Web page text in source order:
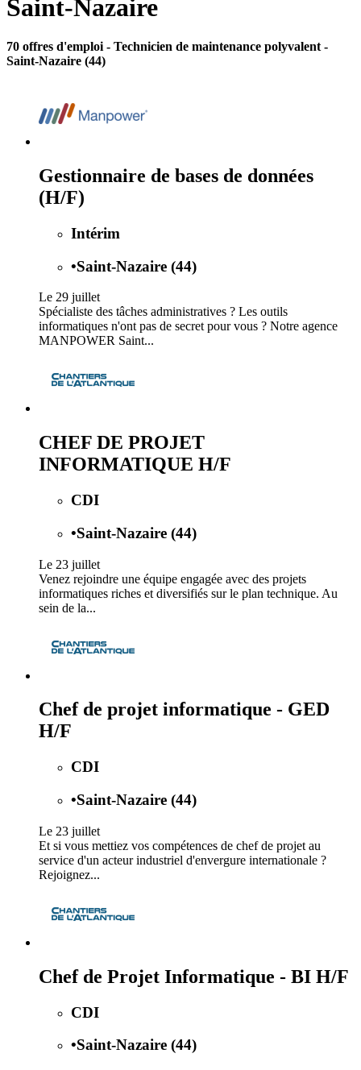
Saint-Nazaire
70 offres d'emploi - Technicien de maintenance polyvalent -
Saint-Nazaire (44)
Gestionnaire de bases de données
(H/F)
Intérim
•Saint-Nazaire (44)
Le 29 juillet
Spécialiste des tâches administratives ? Les outils
informatiques n'ont pas de secret pour vous ? Notre agence
MANPOWER Saint...
CHEF DE PROJET
INFORMATIQUE H/F
CDI
•Saint-Nazaire (44)
Le 23 juillet
Venez rejoindre une équipe engagée avec des projets
informatiques riches et diversifiés sur le plan technique. Au
sein de la...
Chef de projet informatique - GED
H/F
CDI
•Saint-Nazaire (44)
Le 23 juillet
Et si vous mettiez vos compétences de chef de projet au
service d'un acteur industriel d'envergure internationale ?
Rejoignez...
Chef de Projet Informatique - BI H/F
CDI
•Saint-Nazaire (44)